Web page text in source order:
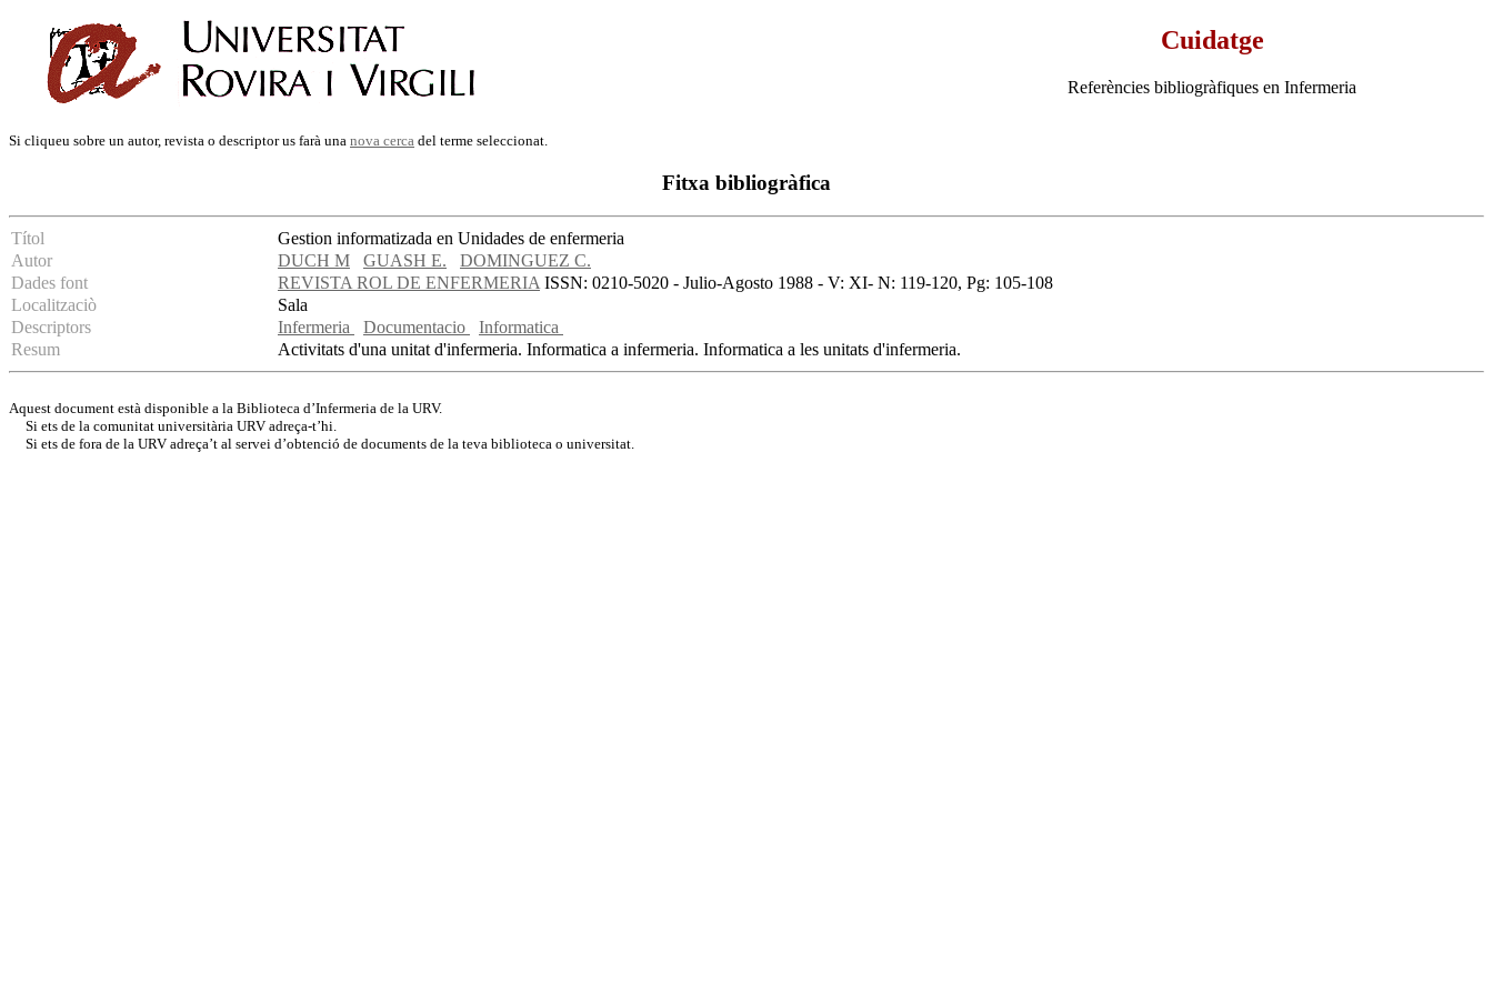
Cuidatge
Referències bibliogràfiques en Infermeria
Si cliqueu sobre un autor, revista o descriptor us farà una nova cerca del terme seleccionat.
Fitxa bibliogràfica
Títol
Gestion informatizada en Unidades de enfermeria
Autor
DUCH M GUASH E.
DOMINGUEZ C.
Dades font
REVISTA ROL DE ENFERMERIAISSN: 0210-5020 - Julio-Agosto 1988 - V: XI- N: 119-120, Pg: 105-108
Localitzaciò
Sala
Descriptors
Infermeria Documentacio
Informatica
Resum
Activitats d'una unitat d'infermeria. Informatica a infermeria. Informatica a les unitats d'infermeria.
Aquest document està disponible a la Biblioteca d’Infermeria de la URV.
Si ets de la comunitat universitària URV adreça-t’hi.
Si ets de fora de la URV adreça’t al servei d’obtenció de documents de la teva biblioteca o universitat.